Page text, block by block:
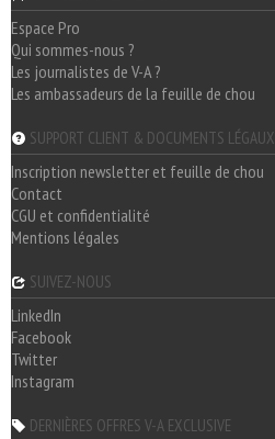
Espace Pro
Qui sommes-nous ?
Les journalistes de V-A ?
Les ambassadeurs de la feuille de chou
SUPPORT CLIENT & DOCUMENTS LÉGAUX
Inscription newsletter et feuille de chou
Contact
CGU et confidentialité
Mentions légales
SUIVEZ-NOUS
LinkedIn
Facebook
Twitter
Instagram
DERNIÈRES OFFRES V-A EXCLUSIVE